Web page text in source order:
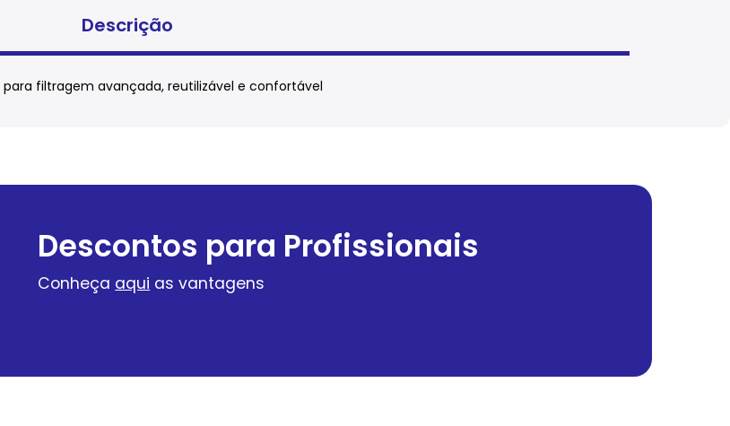
Descrição
filtragem avançada, reutilizável e confortável
Descontos para Profissionais
Conheça aqui as vantagens